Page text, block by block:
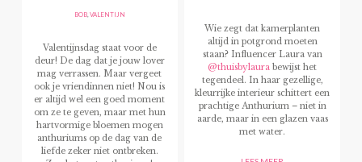
BOB, VALENTIJN
Valentijnsdag staat voor de
deur! De dag dat je jouw lover
mag verrassen. Maar vergeet
ook je vriendinnen niet! Nou is
er altijd wel een goed moment
om ze te geven, maar met hun
hartvormige bloemen mogen
anthuriums op de dag van de
liefde zeker niet ontbreken.
Wie zegt dat kamerplanten
altijd in potgrond moeten
staan? Influencer Laura van
@thuisbylaura bewijst het
tegendeel. In haar gezellige,
kleurrijke interieur schittert een
prachtige Anthurium – niet in
aarde, maar in een glazen vaas
met water.